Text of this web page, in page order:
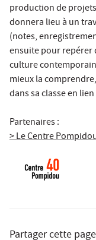
production de
donnera lieu à un
(notes,
ensuite pour repérer
culture
mieux la
dans sa classe en
Partenaires :
> Le Centre
Partager cette page